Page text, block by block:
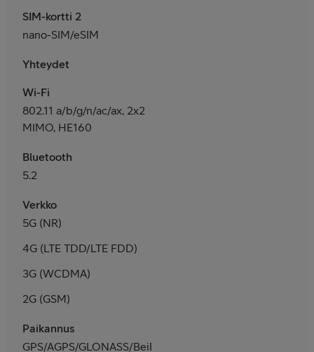
SIM-kortti 2
nano-SIM/eSIM
Yhteydet
Wi-Fi
802.11 a/b/g/n/ac/ax, 2x2
MIMO, HE160
Bluetooth
5.2
Verkko
5G (NR)
4G (LTE TDD/LTE FDD)
3G (WCDMA)
2G (GSM)
Paikannus
GPS/AGPS/GLONASS/BeiDou/Galileo